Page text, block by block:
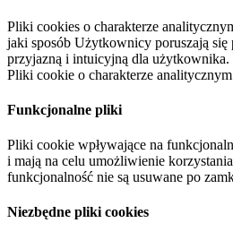
Pliki cookies o charakterze
jaki sposób Użytkownicy poruszają
przyjazną i intuicyjną dla użytkownika.
Pliki cookie o charakterze
Funkcjonalne pliki
Pliki cookie wpływające na
i mają na celu umożliwienie
funkcjonalność nie są usuwane po
Niezbędne pliki cookies